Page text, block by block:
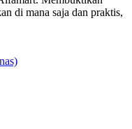
di mana saja dan praktis,